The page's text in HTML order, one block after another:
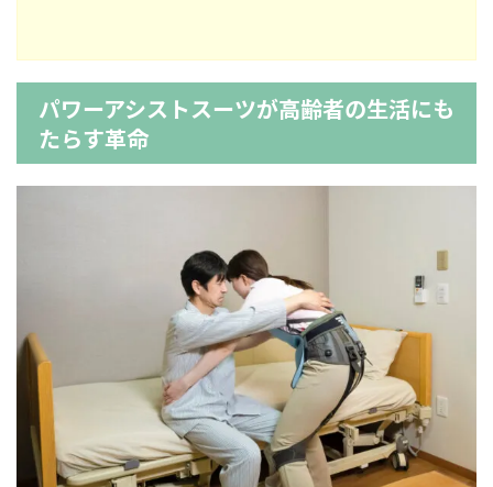
パワーアシストスーツが高齢者の生活にも
たらす革命